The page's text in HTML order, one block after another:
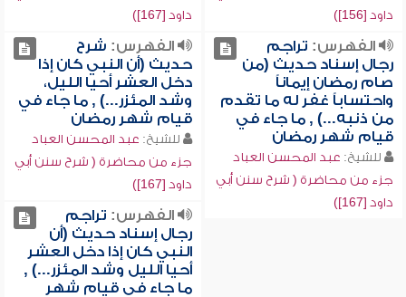
داود [156]) داود [167])
الفهرس: تراجم
رجال إسناد حديث (من
صام رمضان إيماناً
واحتساباً غفر له ما تقدم
من ذنبه...) , ما جاء في
قيام شهر رمضان
للشيخ: عبد المحسن العباد
جزء من محاضرة ( شرح سنن أبي
داود [167])
الفهرس: شرح
حديث (أن النبي كان إذا
دخل العشر أحيا الليل،
وشد المئزر...) , ما جاء في
قيام شهر رمضان
للشيخ: عبد المحسن العباد
جزء من محاضرة ( شرح سنن أبي
داود [167])
الفهرس: تراجم
رجال إسناد حديث (أن
النبي كان إذا دخل العشر
أحيا الليل وشد المئزر...) ,
ما جاء في قيام شهر